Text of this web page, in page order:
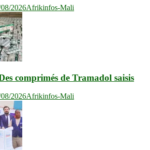
2026Afrikinfos-Mali
comprimés de Tramadol saisis
2026Afrikinfos-Mali